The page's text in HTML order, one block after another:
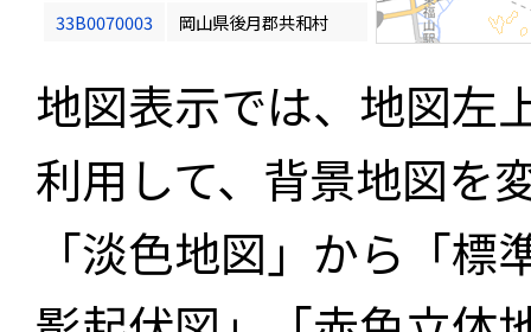
33B0070003
岡山県後月郡共和村
地図表示では、地図左
利用して、背景地図を
「淡色地図」から「